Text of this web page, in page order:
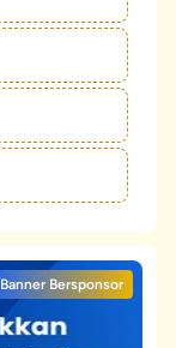
Banner Bersponsor